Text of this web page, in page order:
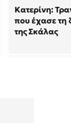
Κατερίνη:
που έχασε τη
της Σκάλας